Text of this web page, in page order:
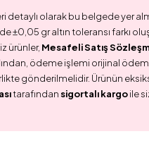
olarak bu belgede yer
gr altın toleransı farkı
ürünler, Mesafeli Satış
ödeme işlemi orijinal
gönderilmelidir. Ürünün
tarafından sigortalı kargoile